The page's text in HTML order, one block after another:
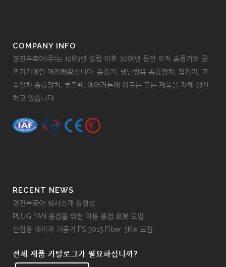
COMPANY INFO
경진부로아(주)는 1983년 설립 이후 30여년 동안 오직 송풍기와 공
조기기에만 매진해왔습니다. 송풍기, 냉난방용 송풍장치, 집진기, 고
속열차 송풍장치, 루프휀, 에어커튼에 이르는 모든 제품을 자체 생산
하고 있습니다.
RECENT NEWS
경진부로아 회사소개 동영상
PLUG FAN 용접을 위한 자동 용접 로봇 도입
산업용 레이저 가공기 FS 3015 Fiber 3Kw 도입
전체 제품 카탈로그가 필요하십니까?